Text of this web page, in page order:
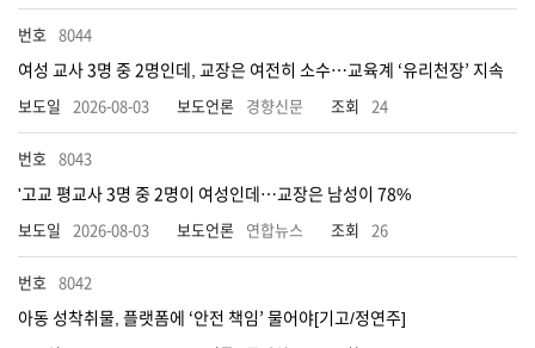
8044
여성 교사 3명 중 2명인데, 교장은 여전히 소수…교육계 ‘유리천장’ 지속
2026-08-03 경향신문 24
8043
'고교 평교사 3명 중 2명이 여성인데…교장은 남성이 78%
2026-08-03 연합뉴스 26
8042
아동 성착취물, 플랫폼에 ‘안전 책임’ 물어야[기고/정연주]